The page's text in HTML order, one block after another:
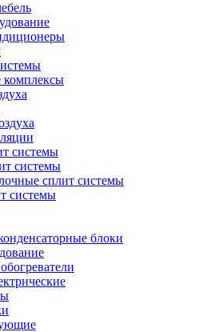
комплексы
системы
системы
сплит системы
системы
блоки